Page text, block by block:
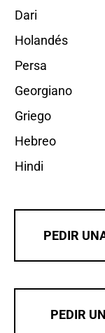
Dari
Holandés
Persa
Georgiano
Griego
Hebreo
Hindi
PEDIR
PEDIR